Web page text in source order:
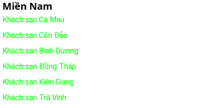
Miền Nam
Khách sạn Cà Mau
Khách sạn Côn Đảo
Khách sạn Bình Dương
Khách sạn Đồng Tháp
Khách sạn Kiên Giang
Khách sạn Trà Vinh